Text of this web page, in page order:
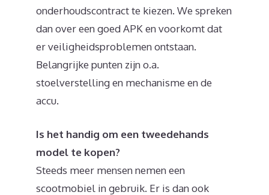
onderhoudscontract te kiezen. We spreken
dan over een goed APK en voorkomt dat
er veiligheidsproblemen ontstaan.
Belangrijke punten zijn o.a.
stoelverstelling en mechanisme en de
accu.
Is het handig om een tweedehands
model te kopen?
Steeds meer mensen nemen een
scootmobiel in gebruik. Er is dan ook